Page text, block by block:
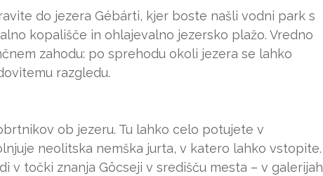
do jezera Gébárti, kjer boste našli vodni park s
kopališče in ohlajevalno jezersko plažo. Vredno
zahodu: po sprehodu okoli jezera se lahko
razgledu.
ob jezeru. Tu lahko celo potujete v
neolitska nemška jurta, v katero lahko vstopite.
v točki znanja Göcseji v središču mesta – v galerijah